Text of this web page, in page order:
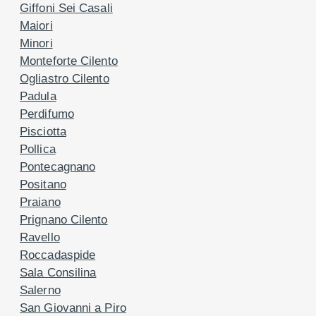
Giffoni Sei Casali
Maiori
Minori
Monteforte Cilento
Ogliastro Cilento
Padula
Perdifumo
Pisciotta
Pollica
Pontecagnano
Positano
Praiano
Prignano Cilento
Ravello
Roccadaspide
Sala Consilina
Salerno
San Giovanni a Piro